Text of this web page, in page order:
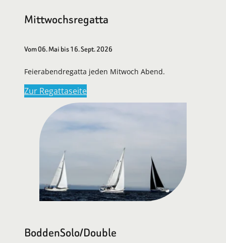
Mittwochsregatta
Vom 06. Mai bis 16. Sept. 2026
Feierabendregatta jeden Mitwoch Abend.
Zur Regattaseite
BoddenSolo/Double